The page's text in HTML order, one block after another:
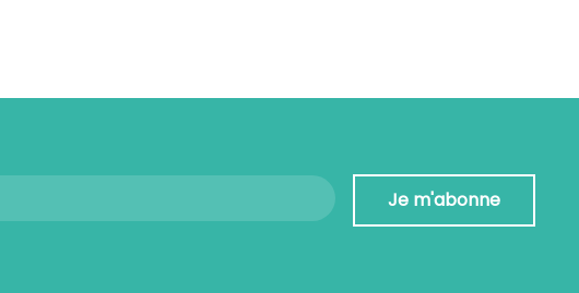
Je m'abonne